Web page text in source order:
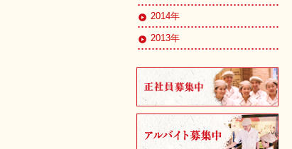
2014年
2013年